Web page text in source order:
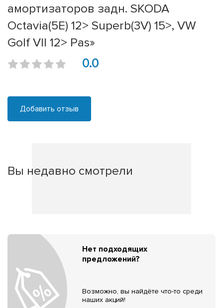
амортизаторов задн. SKODA
Octavia(5E) 12> Superb(3V) 15>, VW
Golf VII 12> Pas»
0.0
Добавить отзыв
Вы недавно смотрели
Нет подходящих
предложений?
Возможно, вы найдёте что-то среди
наших акций!